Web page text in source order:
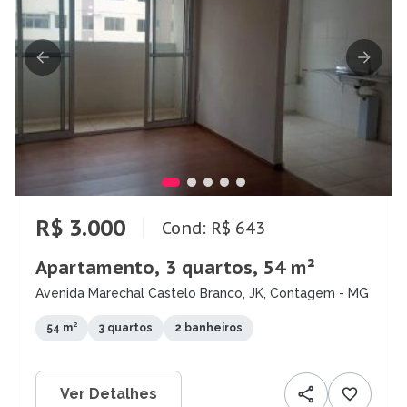
R$ 3.000 Cond: R$ 643
Apartamento, 3 quartos, 54 m²
Avenida Marechal Castelo Branco, JK, Contagem - MG
54 m² 3 quartos 2 banheiros
Ver Detalhes